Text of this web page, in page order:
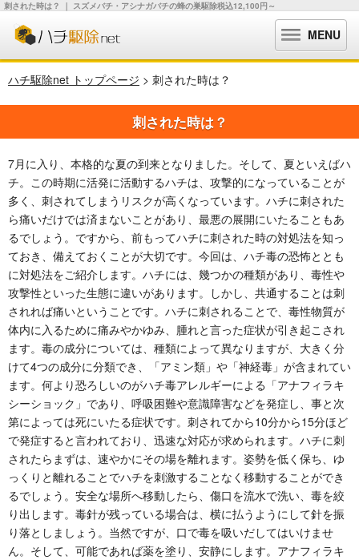
刺された時は？ ｜ スズメバチ・アシナガバチの蜂の巣駆除税込12,100円～
MENU
ハチ駆除net トップページ > 刺された時は？
刺された時は？
7月に入り、本格的な夏の到来となりました。そして、夏といえばハ
チ。この時期に活発に活動するハチは、攻撃的になっていることが
多く、刺されてしまうリスクが高くなっています。ハチに刺された
ら痛いだけでは済まないことがあり、最悪の展開にいたることもあ
るでしょう。ですから、前もってハチに刺された時の対処法を知っ
ておき、備えておくことが大切です。今回は、ハチ毒の恐怖ととも
に対処法をご紹介します。ハチには、幾つかの種類があり、毒性や
攻撃性といった生態に違いがあります。しかし、共通することは刺
されれば痛いということです。ハチに刺されることで、毒性物質が
体内に入るために痛みやかゆみ、腫れと言った症状が引き起こされ
ます。毒の成分については、種類によって異なりますが、大きく分
けて4つの成分に分類でき、「アミン類」や「神経毒」が含まれてい
ます。何より恐ろしいのがハチ毒アレルギーによる「アナフィラキ
シーショック」であり、呼吸困難や意識障害などを発症し、事と次
第によっては死にいたる症状です。刺されてから10分から15分ほど
で発症すると言われており、迅速な対応が求められます。ハチに刺
されたらまずは、速やかにその場を離れます。姿勢を低く保ち、ゆ
っくりと離れることでハチを刺激することなく移動することができ
るでしょう。安全な場所へ移動したら、傷口を流水で洗い、毒を絞
り出します。毒針が残っている場合は、横に払うようにして針を振
り落としましょう。当然ですが、口で毒を吸いだしてはいけませ
ん。そして、可能であれば薬を塗り、安静にします。アナフィラキ